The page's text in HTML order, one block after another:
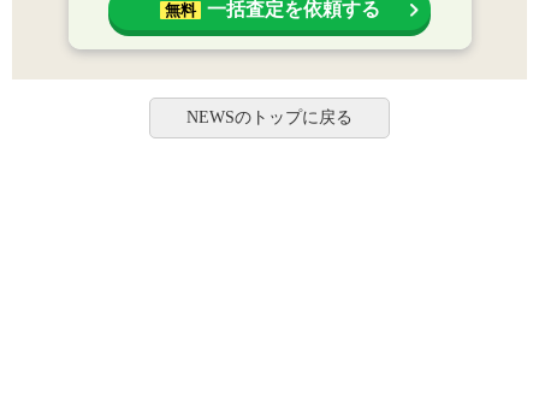
無料 一括査定を依頼する
NEWSのトップに戻る